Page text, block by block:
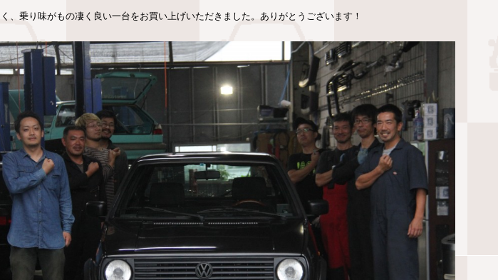
、乗り味がもの凄く良い一台をお買い上げいただきました。ありがとうございます！